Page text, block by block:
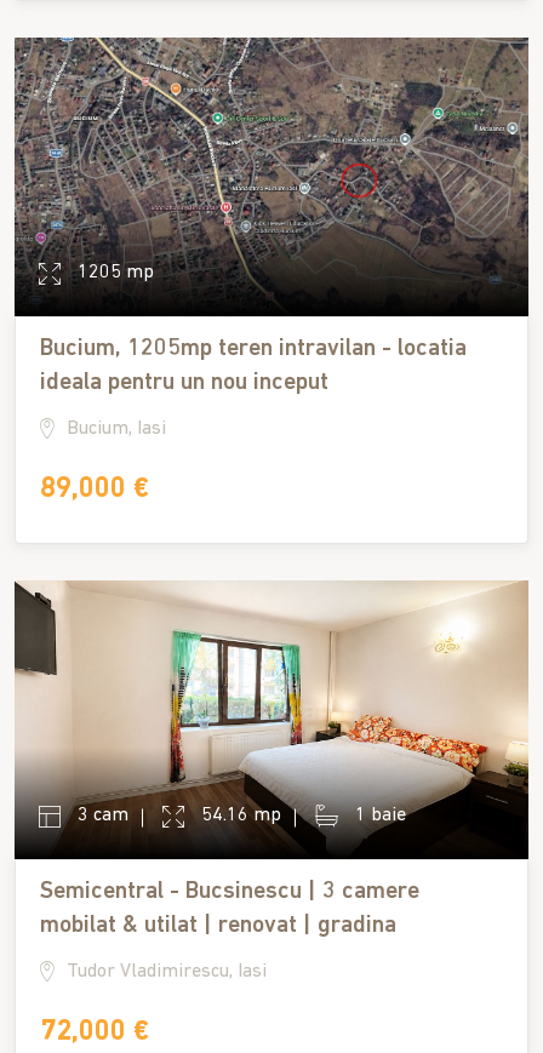
1205 mp
Bucium, 1205mp teren intravilan - locatia
ideala pentru un nou inceput
Bucium, Iasi
89,000 €
3 cam 54.16 mp 1 baie
Semicentral - Bucsinescu | 3 camere
mobilat & utilat | renovat | gradina
Tudor Vladimirescu, Iasi
72,000 €